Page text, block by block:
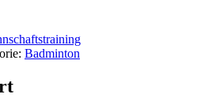
Badminton